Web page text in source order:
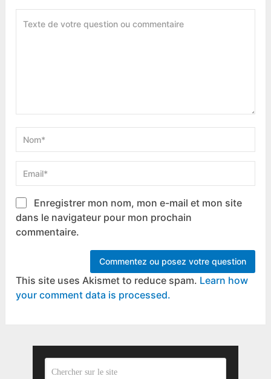
Enregistrer mon nom, mon e-mail et mon site
dans le navigateur pour mon prochain
commentaire.
This site uses Akismet to reduce spam. Learn how
your comment data is processed.